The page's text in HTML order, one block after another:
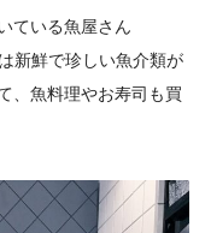
ている魚屋さん
新鮮で珍しい魚介類が
、魚料理やお寿司も買